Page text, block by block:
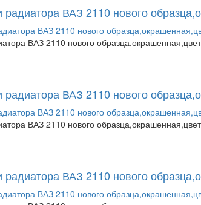
радиатора ВАЗ 2110 нового
ВАЗ 2110 нового
радиатора ВАЗ 2110 нового
ВАЗ 2110 нового
радиатора ВАЗ 2110 нового